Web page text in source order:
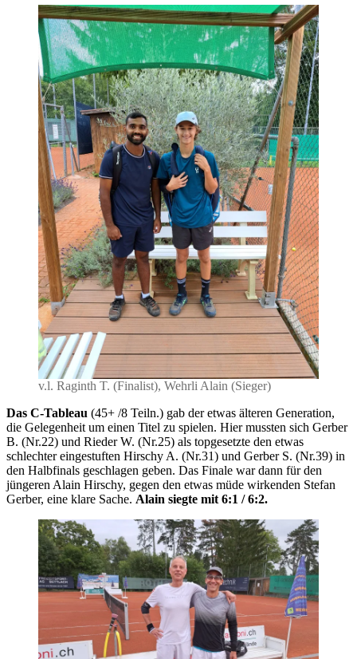
v.l. Raginth T. (Finalist), Wehrli Alain (Sieger)
Das C-Tableau (45+ /8 Teiln.) gab der etwas älteren Generation,
die Gelegenheit um einen Titel zu spielen. Hier mussten sich Gerber
B. (Nr.22) und Rieder W. (Nr.25) als topgesetzte den etwas
schlechter eingestuften Hirschy A. (Nr.31) und Gerber S. (Nr.39) in
den Halbfinals geschlagen geben. Das Finale war dann für den
jüngeren Alain Hirschy, gegen den etwas müde wirkenden Stefan
Gerber, eine klare Sache. Alain siegte mit 6:1 / 6:2.